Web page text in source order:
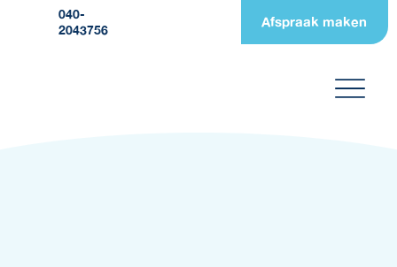
040-
2043756
Afspraak maken